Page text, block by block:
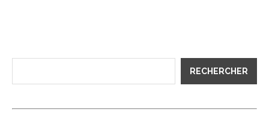
RECHERCHER